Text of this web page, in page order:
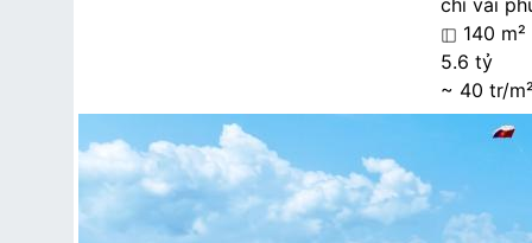
chỉ vài
140 m²
5.6 tỷ
~ 40 tr/